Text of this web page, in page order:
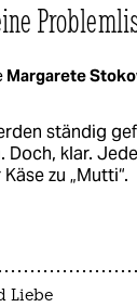
Margarete
ständig
Doch, klar.
zu „Mutti“.
Liebe